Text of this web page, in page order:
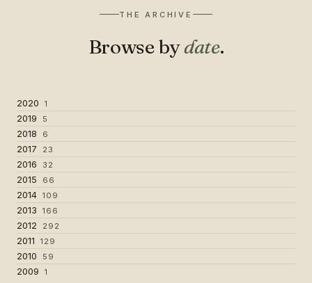
THE ARCHIVE
Browse bydate.
2020 1
2019 5
2018 6
2017 23
2016 32
2015 66
2014 109
2013 166
2012 292
2011 129
2010 59
2009 1